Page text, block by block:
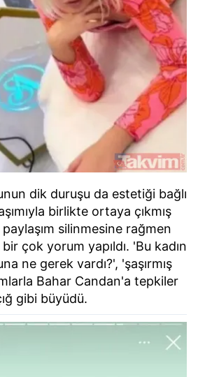
dik duruşu da estetiği bağlı
birlikte ortaya çıkmış
silinmesine rağmen
çok yorum yapıldı. 'Bu kadın
ne gerek vardı?', 'şaşırmış
Bahar Candan'a tepkiler
gibi büyüdü.